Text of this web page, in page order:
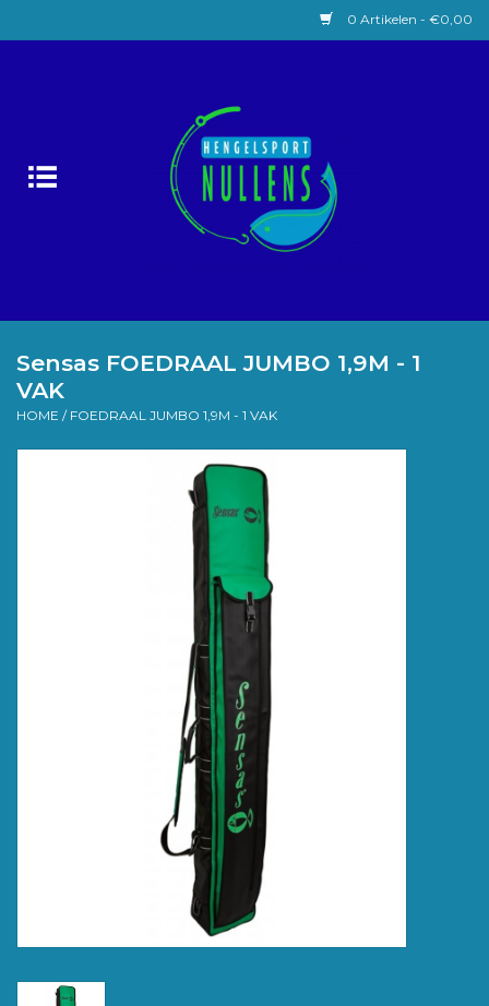
0 Artikelen - €0,00
Forelvissen
Sensas FOEDRAAL JUMBO 1,9M - 1
VAK
HOME / FOEDRAAL JUMBO 1,9M - 1 VAK